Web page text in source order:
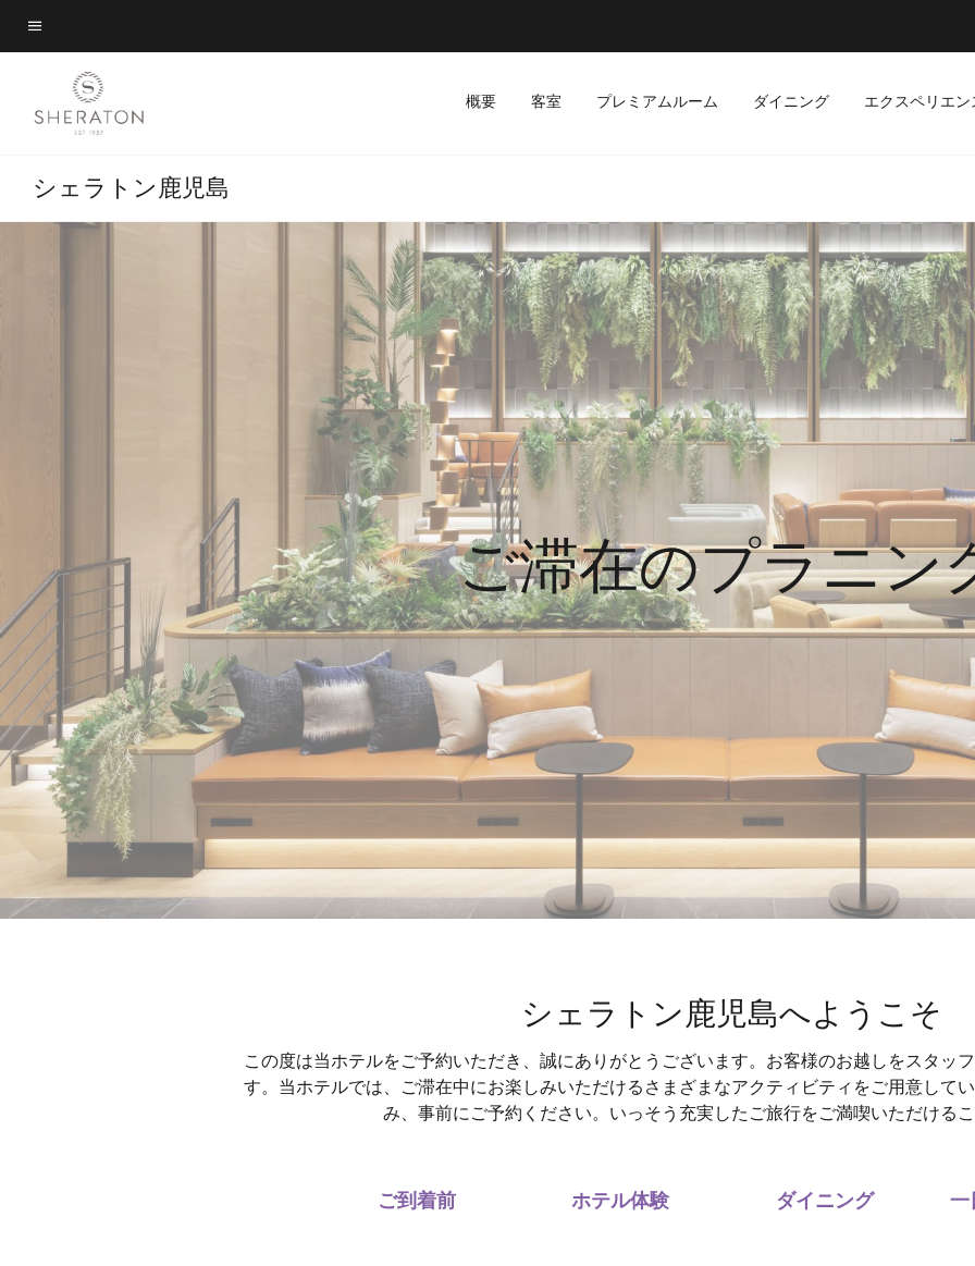
Skip
to
content
メニューのテキスト
概要 客室 プレミアムルーム ダイニング エクスペリエン
シェラトン鹿児島
ご滞在のプラニン
シェラトン鹿児島へようこそ
この度は当ホテルをご予約いただき、誠にありがとうございます。お客様のお越しをスタッ
す。当ホテルでは、ご滞在中にお楽しみいただけるさまざまなアクティビティをご用意して
み、事前にご予約ください。いっそう充実したご旅行をご満喫いただける
ご到着前 ホテル体験 ダイニング 一